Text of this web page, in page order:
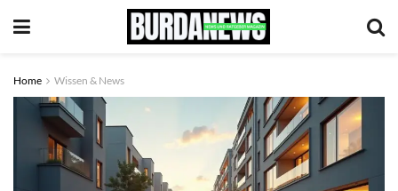
Home Wissen & News